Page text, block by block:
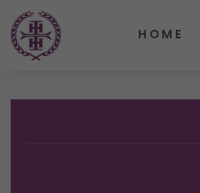
HOME